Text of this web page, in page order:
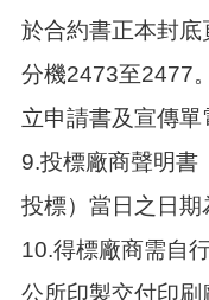
於合約書正本封
分機2473至2477
立申請書及宣傳單
9.投標廠商聲明書
投標）當日之日期
10.得標廠商需自
公所印製交付印